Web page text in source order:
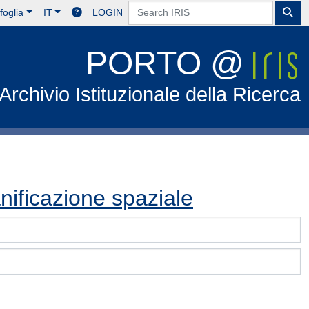
IT LOGIN
PORTO @
Istituzionale della Ricerca
spaziale